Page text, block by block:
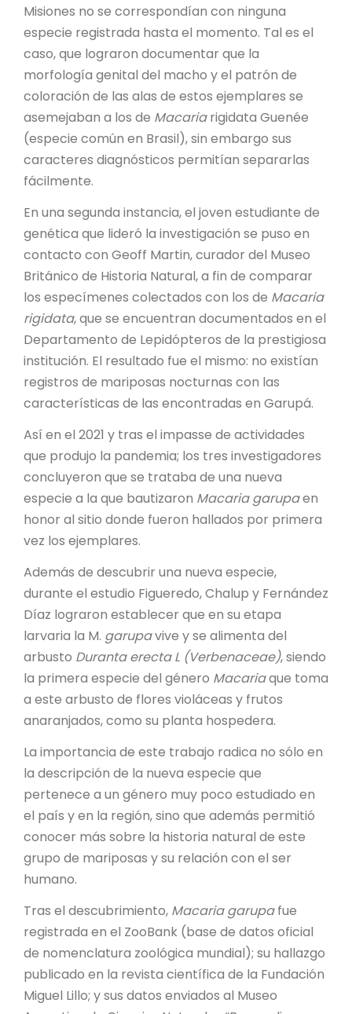
Misiones no se correspondían con ninguna
especie registrada hasta el momento. Tal es el
caso, que lograron documentar que la
morfología genital del macho y el patrón de
coloración de las alas de estos ejemplares se
asemejaban a los de Macariarigidata Guenée
(especie común en Brasil), sin embargo sus
caracteres diagnósticos permitían separarlas
fácilmente.
En una segunda instancia, el joven estudiante de
genética que lideró la investigación se puso en
contacto con Geoff Martin, curador del Museo
Británico de Historia Natural, a fin de comparar
los especímenes colectados con los de Macaria
rigidata, que se encuentran documentados en el
Departamento de Lepidópteros de la prestigiosa
institución. El resultado fue el mismo: no existían
registros de mariposas nocturnas con las
características de las encontradas en Garupá.
Así en el 2021 y tras el impasse de actividades
que produjo la pandemia; los tres investigadores
concluyeron que se trataba de una nueva
especie a la que bautizaron Macaria garupaen
honor al sitio donde fueron hallados por primera
vez los ejemplares.
Además de descubrir una nueva especie,
durante el estudio Figueredo, Chalup y Fernández
Díaz lograron establecer que en su etapa
larvaria la M. garupavive y se alimenta del
arbusto Duranta erecta L (Verbenaceae), siendo
la primera especie del género Macariaque toma
a este arbusto de flores violáceas y frutos
anaranjados, como su planta hospedera.
La importancia de este trabajo radica no sólo en
la descripción de la nueva especie que
pertenece a un género muy poco estudiado en
el país y en la región, sino que además permitió
conocer más sobre la historia natural de este
grupo de mariposas y su relación con el ser
humano.
Tras el descubrimiento, Macaria garupafue
registrada en el ZooBank (base de datos oficial
de nomenclatura zoológica mundial); su hallazgo
publicado en la revista científica de la Fundación
Miguel Lillo; y sus datos enviados al Museo